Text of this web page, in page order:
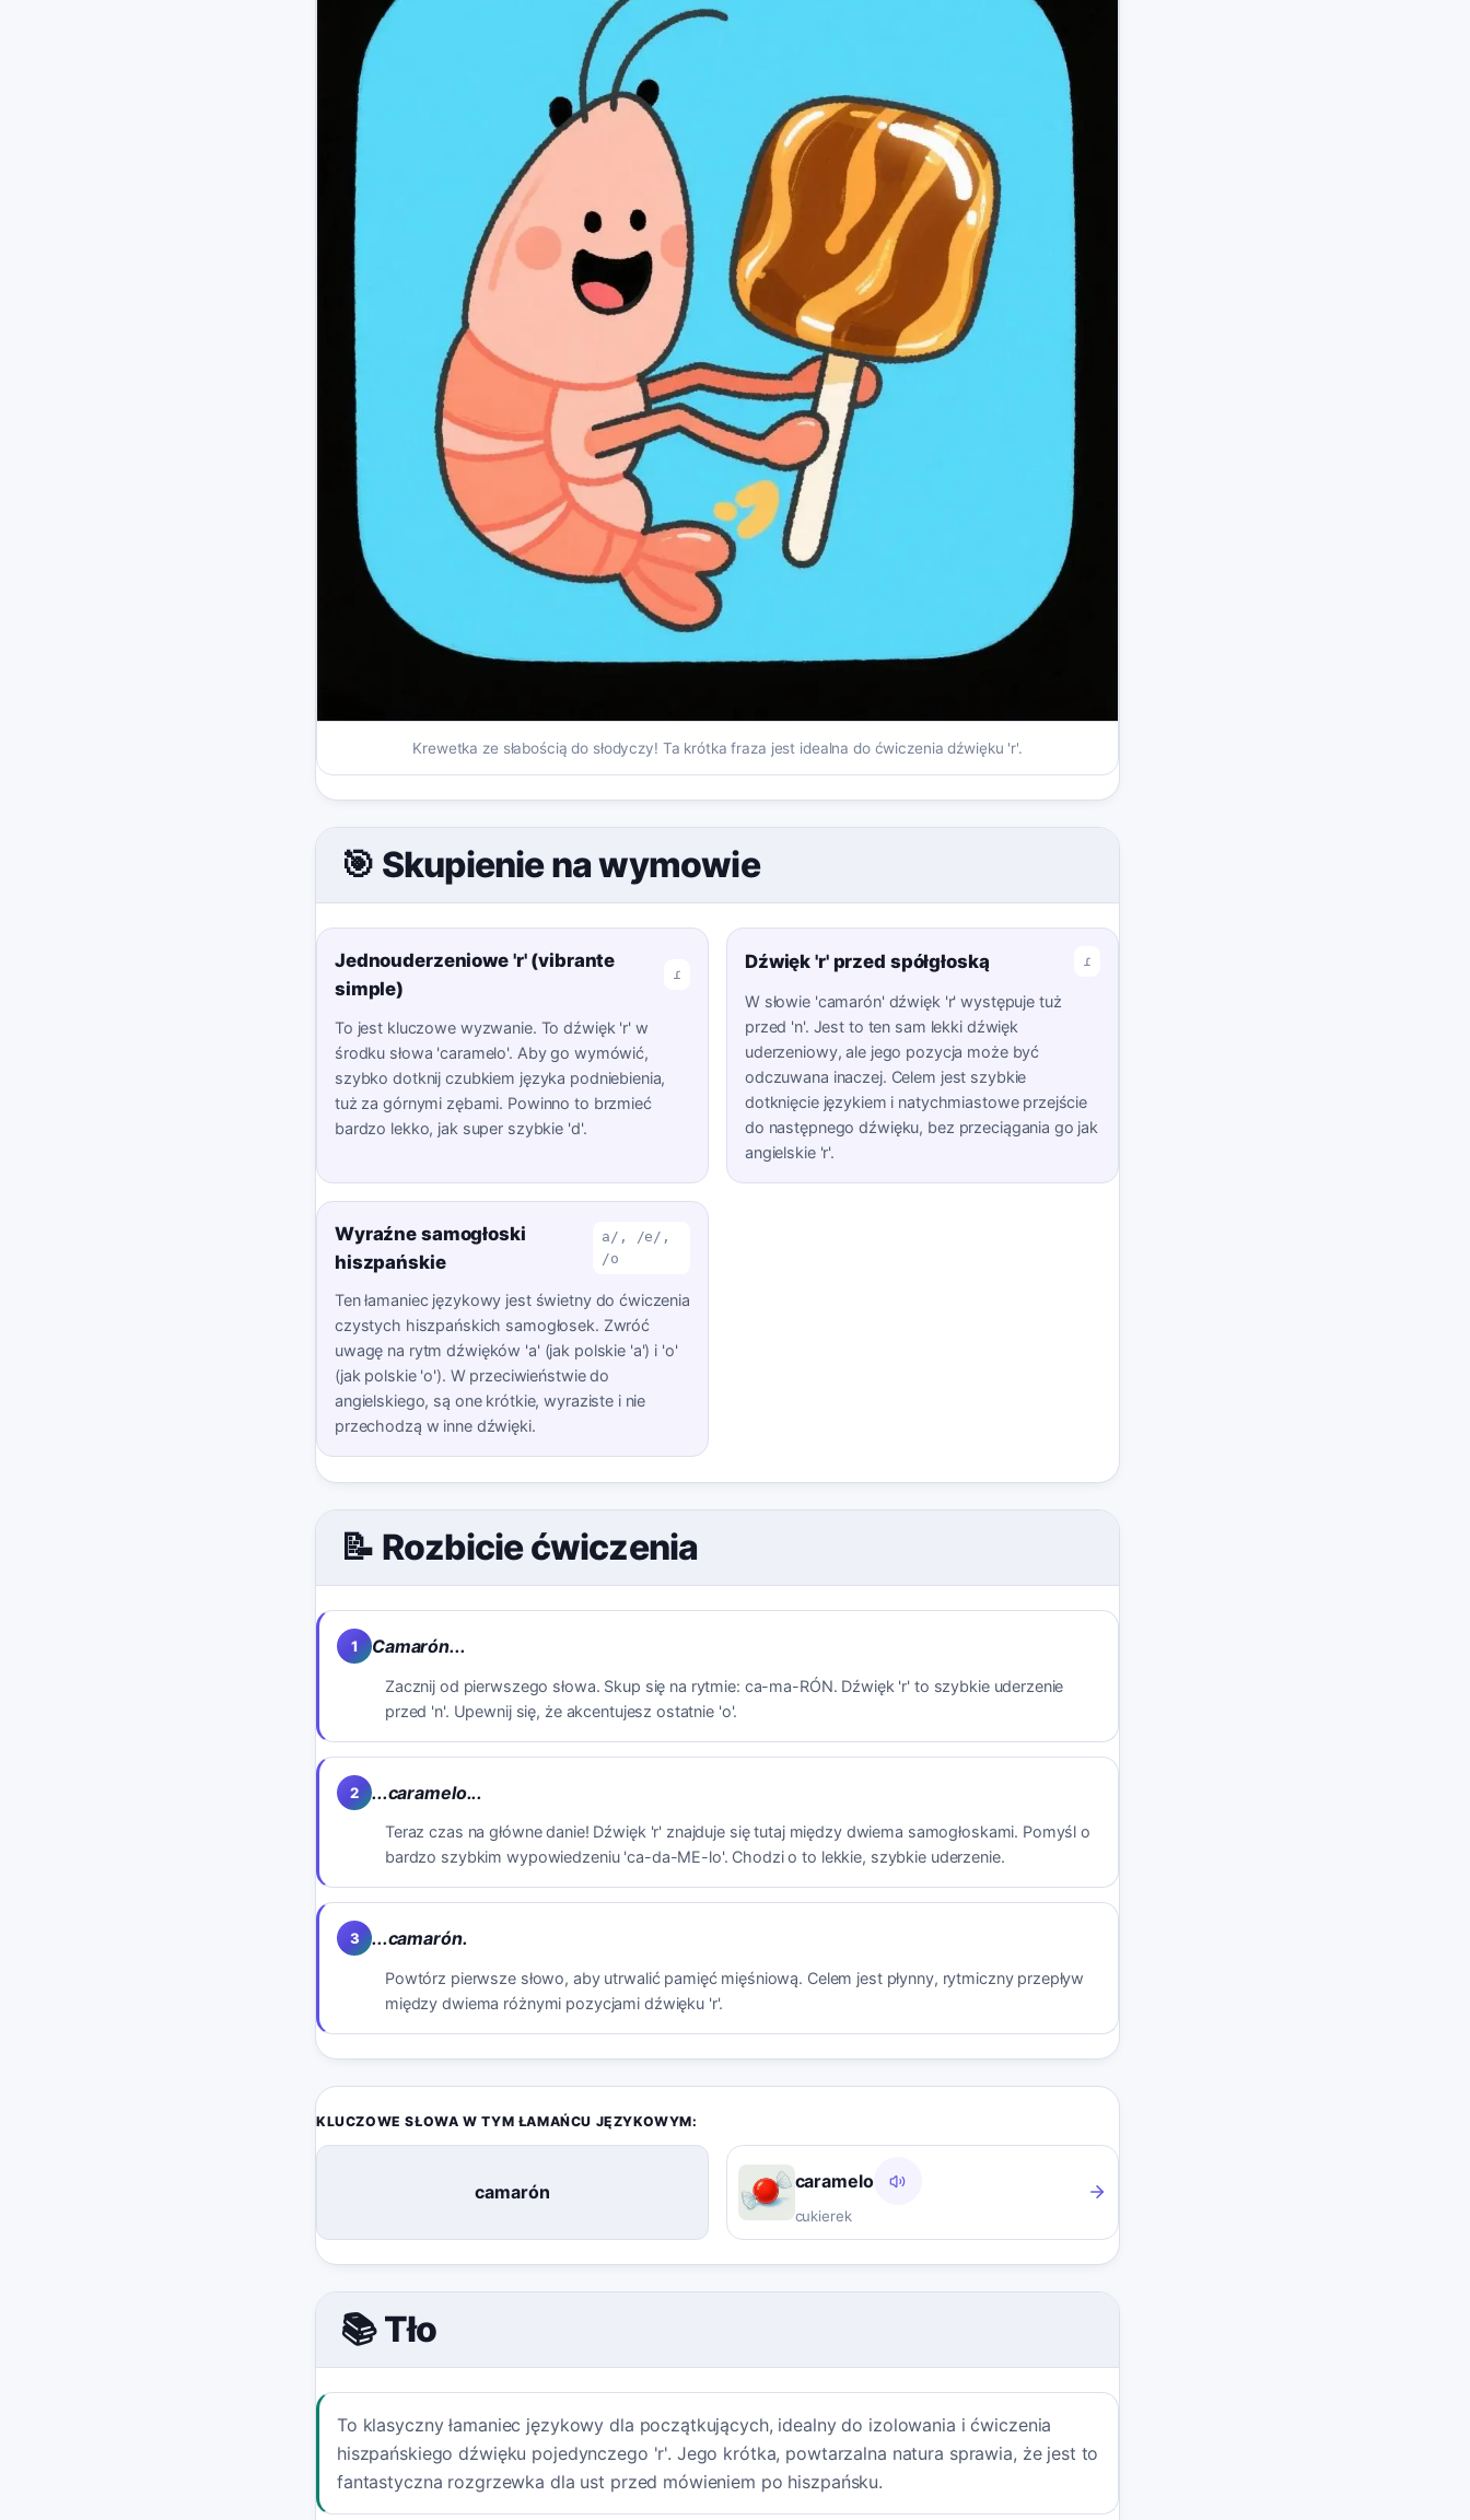
Krewetka ze słabością do słodyczy! Ta krótka fraza jest idealna do ćwiczenia dźwięku 'r'.
🎯 Skupienie na wymowie
Jednouderzeniowe 'r' (vibrante
simple)
ɾ
To jest kluczowe wyzwanie. To dźwięk 'r' w
środku słowa 'caramelo'. Aby go wymówić,
szybko dotknij czubkiem języka podniebienia,
tuż za górnymi zębami. Powinno to brzmieć
bardzo lekko, jak super szybkie 'd'.
Dźwięk 'r' przed spółgłoską ɾ
W słowie 'camarón' dźwięk 'r' występuje tuż
przed 'n'. Jest to ten sam lekki dźwięk
uderzeniowy, ale jego pozycja może być
odczuwana inaczej. Celem jest szybkie
dotknięcie językiem i natychmiastowe przejście
do następnego dźwięku, bez przeciągania go jak
angielskie 'r'.
Wyraźne samogłoski
hiszpańskie
a/, /e/,
/o
Ten łamaniec językowy jest świetny do ćwiczenia
czystych hiszpańskich samogłosek. Zwróć
uwagę na rytm dźwięków 'a' (jak polskie 'a') i 'o'
(jak polskie 'o'). W przeciwieństwie do
angielskiego, są one krótkie, wyraziste i nie
przechodzą w inne dźwięki.
📝 Rozbicie ćwiczenia
1 Camarón...
Zacznij od pierwszego słowa. Skup się na rytmie: ca-ma-RÓN. Dźwięk 'r' to szybkie uderzenie
przed 'n'. Upewnij się, że akcentujesz ostatnie 'o'.
2 ...caramelo...
Teraz czas na główne danie! Dźwięk 'r' znajduje się tutaj między dwiema samogłoskami. Pomyśl o
bardzo szybkim wypowiedzeniu 'ca-da-ME-lo'. Chodzi o to lekkie, szybkie uderzenie.
3 ...camarón.
Powtórz pierwsze słowo, aby utrwalić pamięć mięśniową. Celem jest płynny, rytmiczny przepływ
między dwiema różnymi pozycjami dźwięku 'r'.
KLUCZOWE SŁOWA W TYM ŁAMAŃCU JĘZYKOWYM:
camarón caramelo
cukierek
📚 Tło
To klasyczny łamaniec językowy dla początkujących, idealny do izolowania i ćwiczenia
hiszpańskiego dźwięku pojedynczego 'r'. Jego krótka, powtarzalna natura sprawia, że jest to
fantastyczna rozgrzewka dla ust przed mówieniem po hiszpańsku.